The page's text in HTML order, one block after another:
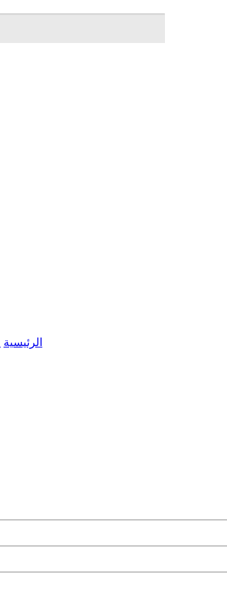
الرئيسية